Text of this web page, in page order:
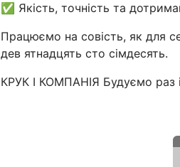
✅ Якість, точність та
Працюємо на совість, як для
дев ятнадцять сто сімдесять.
КРУК І КОМПАНІЯ Будуємо раз